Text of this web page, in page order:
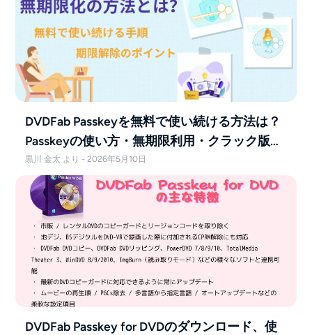
DVDFab Passkeyを無料で使い続ける方法は？
Passkeyの使い方・無期限利用・クラック版の
危険性を解説
黒川 金太 より - 2026年5月10日
DVDFab Passkey for DVDのダウンロード、使